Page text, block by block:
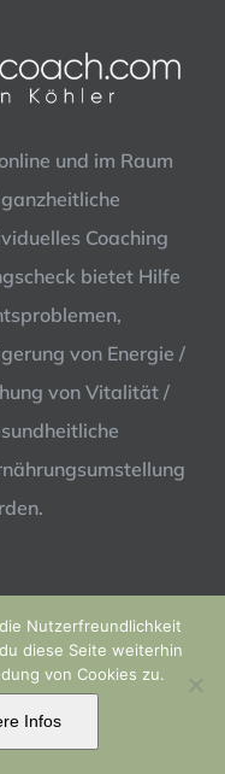
und im Raum
Coaching
bietet Hilfe
von Energie /
von Vitalität /
Nutzerfreundlichkeit
diese Seite weiterhin
von Cookies zu.
Infos